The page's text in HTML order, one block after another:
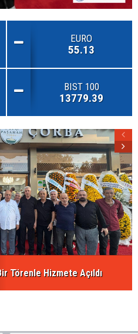
EURO
55.13
BIST 100
13779.39
Törenle Hizmete Açıldı